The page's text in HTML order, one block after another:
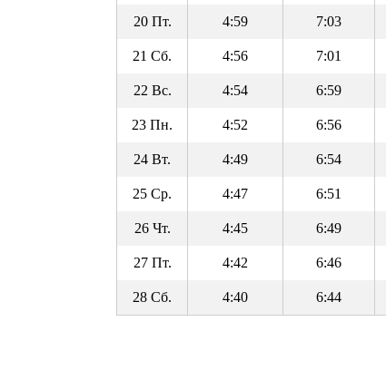
20 Пт. 4:59 7:03
21 Сб. 4:56 7:01
22 Вс. 4:54 6:59
23 Пн. 4:52 6:56
24 Вт. 4:49 6:54
25 Ср. 4:47 6:51
26 Чт. 4:45 6:49
27 Пт. 4:42 6:46
28 Сб. 4:40 6:44